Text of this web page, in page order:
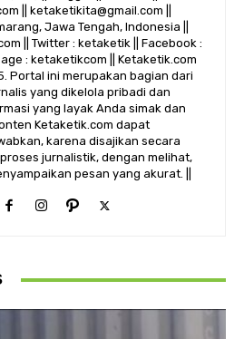
|| ketaketikita@gmail.com ||
Jawa Tengah, Indonesia ||
|| Twitter : ketaketik || Facebook :
: ketaketikcom || Ketaketik.com
Portal ini merupakan bagian dari
yang dikelola pribadi dan
yang layak Anda simak dan
Ketaketik.com dapat
karena disajikan secara
jurnalistik, dengan melihat,
pesan yang akurat. ||